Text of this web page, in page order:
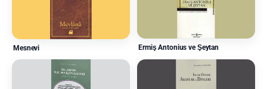
Mesnevi Ermiş Antonius ve Şeytan